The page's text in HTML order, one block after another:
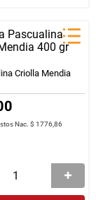
Criolla Mendia
Nac.$ 1776,86